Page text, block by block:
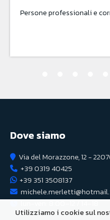
Molto educati e disponibili
Dove siamo
Via del Morazzone, 12 -
+39 0319 40425
+39 351 3508137
Utilizziamo i cookie sul